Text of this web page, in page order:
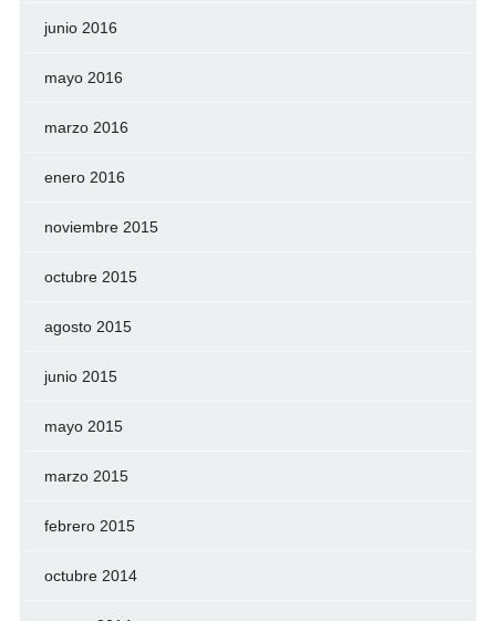
junio 2016
mayo 2016
marzo 2016
enero 2016
noviembre 2015
octubre 2015
agosto 2015
junio 2015
mayo 2015
marzo 2015
febrero 2015
octubre 2014